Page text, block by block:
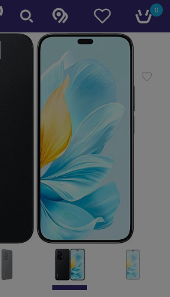
0